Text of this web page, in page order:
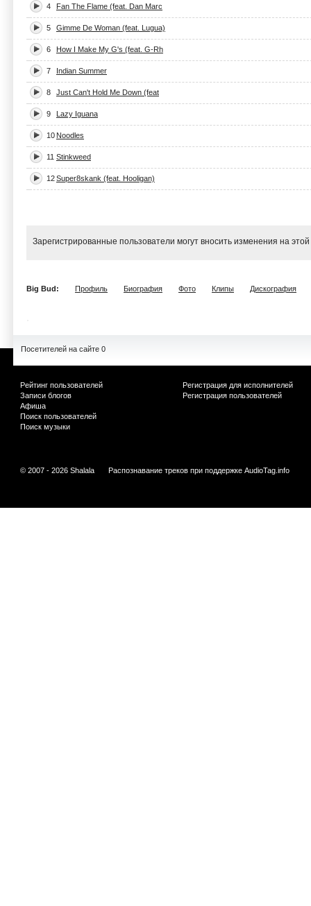
4 Fan The Flame (feat. Dan Marc
5 Gimme De Woman (feat. Lugua)
6 How I Make My G's (feat. G-Rh
7 Indian Summer
8 Just Can't Hold Me Down (feat
9 Lazy Iguana
10 Noodles
11 Stinkweed
12Super8skank (feat. Hooligan)
Зарегистрированные пользователи могут вносить изменения на
Big Bud: Профиль Биография Фото Клипы Дискография
Посетителей на сайте 0
Рейтинг пользователей
Записи блогов
Афиша
Поиск пользователей
Поиск музыки
Регистрация для исполнителей
Регистрация пользователей
© 2007 - 2026 Shalala Распознавание треков при поддержке AudioTag.info